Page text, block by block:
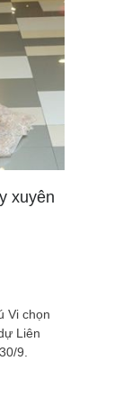
xuyên
Vi chọn
Liên
9.